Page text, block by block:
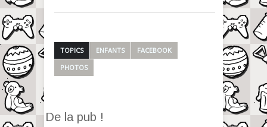
TOPICS ENFANTS
FACEBOOK
PHOTOS
De la pub !